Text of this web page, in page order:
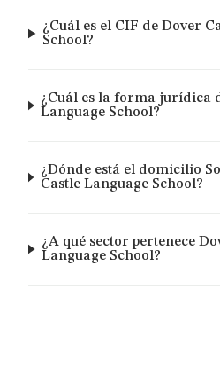
¿Cuál es el CIF de Dover
School?
¿Cuál es la forma jurídica
Language School?
¿Dónde está el domicilio
Castle Language School?
¿A qué sector pertenece
Language School?